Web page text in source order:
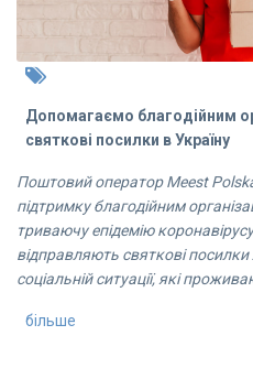
Допомагаємо благодійним
святкові посилки в Україну
Поштовий оператор Meest
підтримку благодійним
триваючу епідемію
відправляють святкові
соціальній ситуації, які
більше